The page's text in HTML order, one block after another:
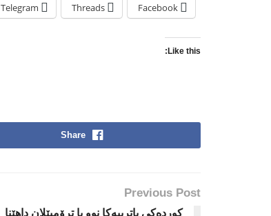
Facebook
Threads
Telegram
Like this:
Share
Previous Post
كورده‌كى پاترییه‌كا نوو یا ترۆمبێلان داهێنا